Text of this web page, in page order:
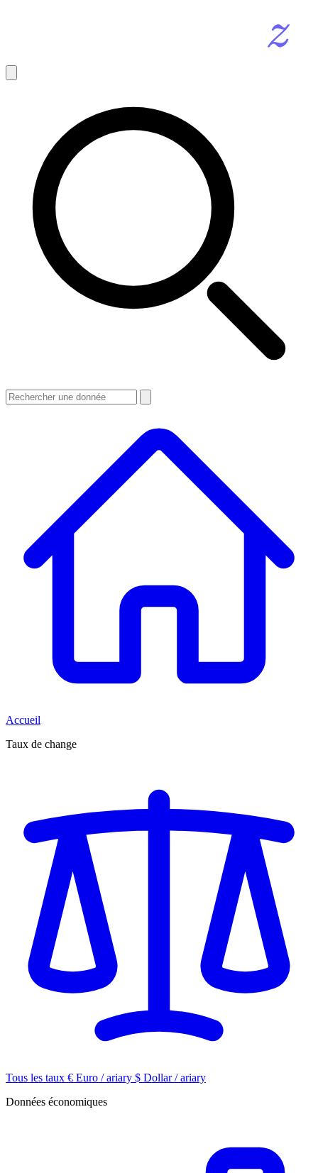
Accueil
Taux de change
Tous les taux € Euro / ariary $ Dollar / ariary
Données économiques